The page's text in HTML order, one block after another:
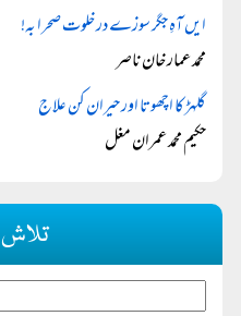
ایں آہِ جگر سوزے در خلوت صحرا بہ!
محمد عمار خان ناصر
گلہڑ کا اچھوتا اور حیران کن علاج
حکیم محمد عمران مغل
تلاش